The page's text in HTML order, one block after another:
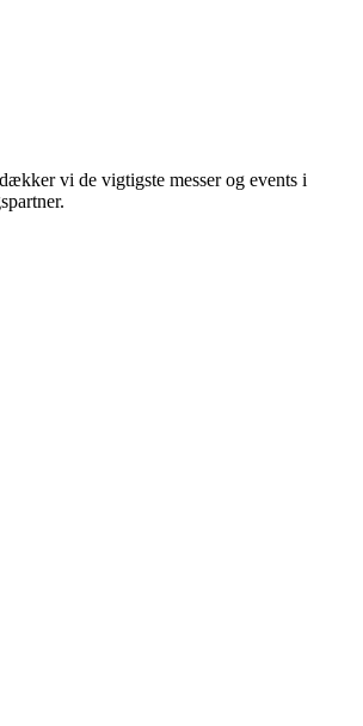
vi de vigtigste messer og events i